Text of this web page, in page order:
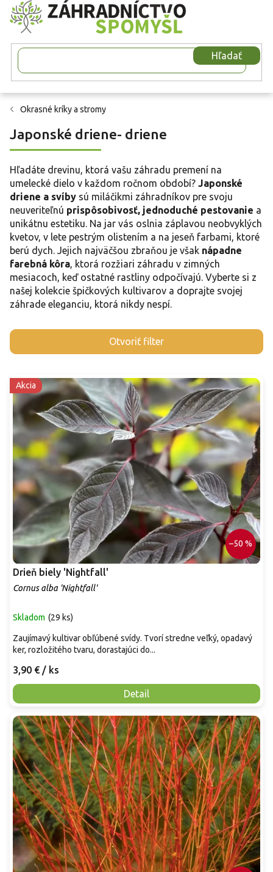
Prejsť
na
obsah
Hľadať
Okrasné kríky a stromy
Japonské driene- driene
Hľadáte drevinu, ktorá vašu záhradu premení na
umelecké dielo v každom ročnom období? Japonské
driene a svíby sú miláčikmi záhradníkov pre svoju
neuveriteľnú prispôsobivosť, jednoduché pestovanie a
unikátnu estetiku. Na jar vás oslnia záplavou neobvyklých
kvetov, v lete pestrým olistením a na jeseň farbami, ktoré
berú dych. Jejich najväčšou zbraňou je však nápadne
farebná kôra , ktorá rozžiari záhradu v zimných
mesiacoch, keď ostatné rastliny odpočívajú. Vyberte si z
našej kolekcie špičkových kultivarov a doprajte svojej
záhrade eleganciu, ktorá nikdy nespí.
Otvoriť filter
V
ý
i
p
r
o
d
u
k
t
o
v
Akcia
–50 %
Drieň biely 'Nightfall'
Cornus alba 'Nightfall'
Skladom (29 ks)
3,90 € / ks
Detail
Zaujímavý kultivar obľúbené svídy. Tvorí stredne veľký, opadavý
ker, rozložitého tvaru, dorastajúci do...